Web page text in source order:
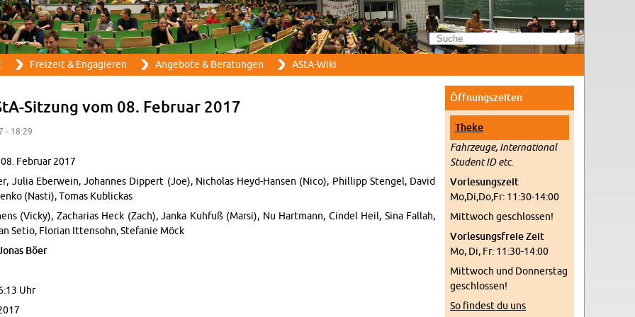
Direkt zum Inhalt
Frei­zeit & En­ga­gie­ren An­ge­bo­te & Be­ra­tun­gen AStA-Wi­ki
Sit­zung vom 08. Fe­bru­ar 2017
- 18:29
Fe­bru­ar 2017
Julia Eber­wein, Jo­han­nes Dip­pert (Joe), Ni­cho­las Heyd-Han­sen (Nico), Phil­lipp Sten­gel, David
(Nasti), Tomas Ku­blick­as
(Vicky), Za­cha­ri­as Heck (Zach), Janka Kuh­fuß (Marsi), Nu Hart­mann, Cin­del Heil, Sina Fal­lah,
Setio, Flo­ri­an It­ten­sohn, Ste­fa­nie Möck
Böer
Uhr
Öff­nungs­zei­ten
Theke
Fahr­zeu­ge, In­ter­na­tio­nal
Stu­dent ID etc.
Vor­le­sungs­zeit
Mo,Di,Do,Fr: 11:30-14:00
Mitt­woch ge­schlos­sen!
Vor­le­sungs­freie Zeit
Mo, Di, Fr: 11:30-14:00
Mitt­woch und Don­ners­tag
ge­schlos­sen!
So fin­dest du uns